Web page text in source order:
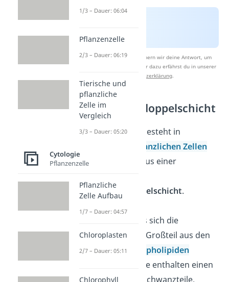
Nach Beantwortung speichern wir deine Antwort, um
Studyflix zu verbessern. Mehr dazu erfährst du in unserer
Datenschutzerklärung.
Phospholipiddoppelschicht
Die Zellmembran besteht in
pflanzlichen Zellen
und in
aus einer
Phospholipiddoppelschicht.
Das bedeutet, dass sich die
Zellmembran zum Großteil aus den
sogenannten Phospholipiden
zusammensetzt. Sie enthalten einen
Kopfteil und zwei Schwanzteile.
1/3 – Dauer: 06:04
Pflanzenzelle
2/3 – Dauer: 06:19
Tierische und
pflanzliche
Zelle im
Vergleich
3/3 – Dauer: 05:20
Cytologie
Pflanzenzelle
Pflanzliche
Zelle Aufbau
1/7 – Dauer: 04:57
Chloroplasten
2/7 – Dauer: 05:11
Chlorophyll